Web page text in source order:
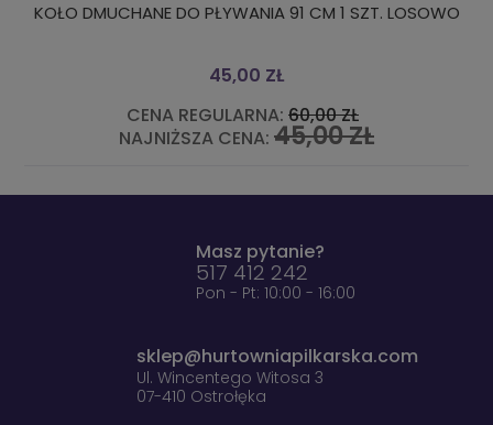
DO PŁYWANIA 91 CM 1 SZT. LOSOWO
CENA REGULARNA:60,00 ZŁ
NAJNIŻSZA CENA:45,00 ZŁ
Buty
Masz pytanie?
517 412 242
Pon - Pt: 10:00 - 16:00
sklep@hurtowniapilkarska.com
Ul. Wincentego Witosa 3
07-410 Ostrołęka